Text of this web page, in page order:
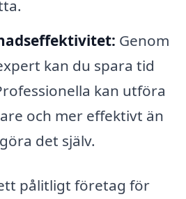
Genom
kan du spara tid
kan utföra
och mer effektivt än
det själv.
pålitligt företag för